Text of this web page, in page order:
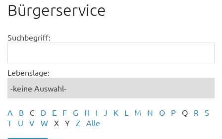
Bürgerservice
Suchbegriff:
Lebenslage:
A B C D E F G H I J K L M N O P Q R
S
T
U V W X Y Z Alle